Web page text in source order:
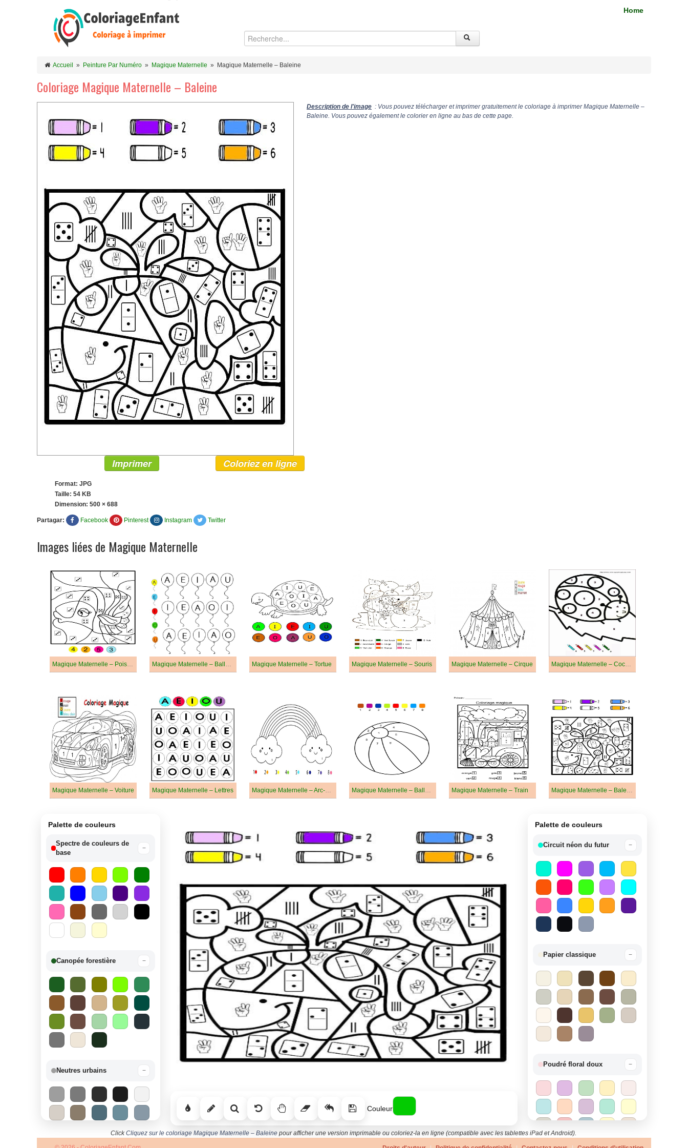
Home
Accueil » Peinture Par Numéro » Magique Maternelle » Magique Maternelle – Baleine
Coloriage Magique Maternelle – Baleine
Description de l'image : Vous pouvez télécharger et imprimer gratuitement le coloriage à imprimer Magique Maternelle –
Baleine. Vous pouvez également le colorier en ligne au bas de cette page.
Imprimer Coloriez en ligne
Format: JPG
Taille: 54 KB
Dimension: 500 × 688
Partagar: Facebook Pinterest Instagram Twitter
Images liées de Magique Maternelle
Magique Maternelle – Poisson Magique Maternelle – Ballons Magique Maternelle – Tortue Magique Maternelle – Souris Magique Maternelle – Cirque Magique Maternelle – Coccinelle
Magique Maternelle – Voiture Magique Maternelle – Lettres Magique Maternelle – Arc-en-ciel Magique Maternelle – Ballon de Plage Magique Maternelle – Train Magique Maternelle – Baleine
Palette de couleurs
Spectre de couleurs de
base
−
Canopée forestière −
Neutres urbains −
Couleur
Palette de couleurs
Circuit néon du futur −
Papier classique −
Poudré floral doux −
ClickCliquez sur le coloriage Magique Maternelle – Baleinepour afficher une version imprimable ou coloriez-la en ligne (compatible avec les tablettes iPad et Android).